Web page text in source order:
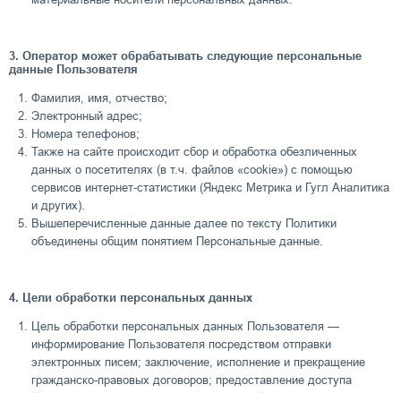
3. Оператор может обрабатывать следующие персональные
данные Пользователя
Фамилия, имя, отчество;
Электронный адрес;
Номера телефонов;
Также на сайте происходит сбор и обработка обезличенных
данных о посетителях (в т.ч. файлов «cookie») с помощью
сервисов интернет-статистики (Яндекс Метрика и Гугл Аналитика
и других).
Вышеперечисленные данные далее по тексту Политики
объединены общим понятием Персональные данные.
4. Цели обработки персональных данных
Цель обработки персональных данных Пользователя —
информирование Пользователя посредством отправки
электронных писем; заключение, исполнение и прекращение
гражданско-правовых договоров; предоставление доступа